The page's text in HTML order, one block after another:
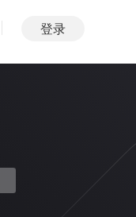
登录